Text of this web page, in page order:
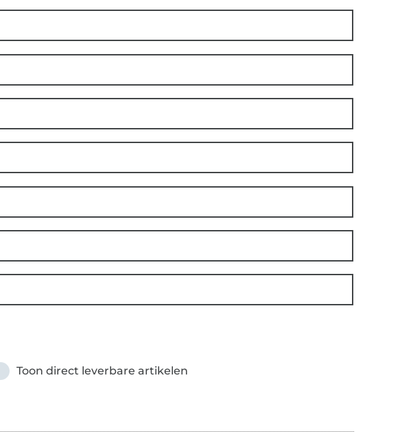
Toon direct leverbare artikelen